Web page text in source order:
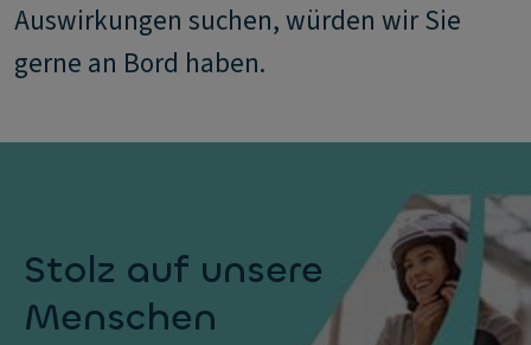
Auswirkungen suchen, würden wir Sie
gerne an Bord haben.
Stolz auf unsere
Menschen